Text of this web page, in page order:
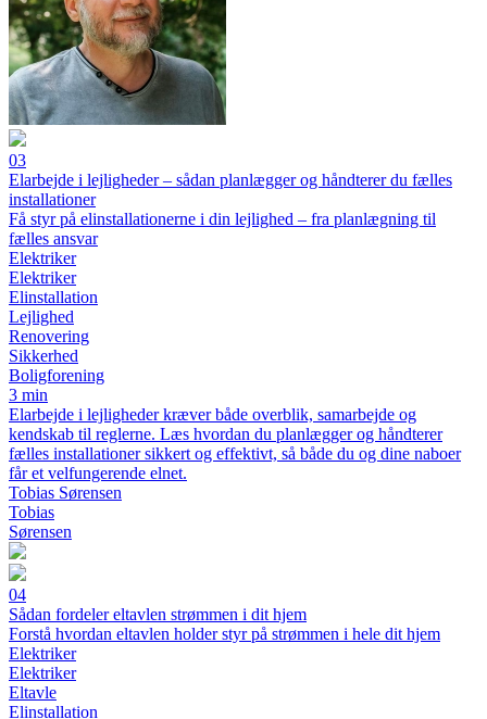
03
Elarbejde i lejligheder – sådan planlægger og håndterer du fælles
installationer
Få styr på elinstallationerne i din lejlighed – fra planlægning til
fælles ansvar
Elektriker
Elektriker
Elinstallation
Lejlighed
Renovering
Sikkerhed
Boligforening
3 min
Elarbejde i lejligheder kræver både overblik, samarbejde og
kendskab til reglerne. Læs hvordan du planlægger og håndterer
fælles installationer sikkert og effektivt, så både du og dine naboer
får et velfungerende elnet.
Tobias Sørensen
Tobias
Sørensen
04
Sådan fordeler eltavlen strømmen i dit hjem
Forstå hvordan eltavlen holder styr på strømmen i hele dit hjem
Elektriker
Elektriker
Eltavle
Elinstallation